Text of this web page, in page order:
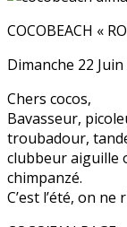
COCOBEACH «
Dimanche 22
Chers cocos,
Bavasseur,
troubadour,
clubbeur aiguille
chimpanzé.
C’est l’été, on ne